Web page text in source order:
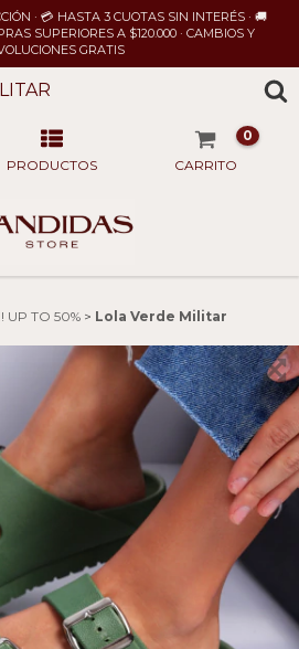
· 💳 HASTA 3 CUOTAS SIN INTERÉS · 🚚
SUPERIORES A $120.000 · CAMBIOS Y
GRATIS
PRODUCTOS CARRITO
0
UP TO 50% > Lola Verde Militar